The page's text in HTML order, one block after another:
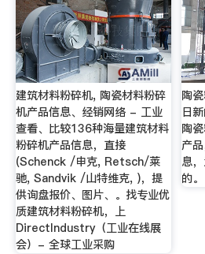
建筑材料粉碎机, 陶瓷材料粉碎
机产品信息、经销网络 - 工业
查看、比较136种海量建筑材料
粉碎机产品信息，直接
(Schenck /申克, Retsch/莱
驰, Sandvik /山特维克, )，提
供询盘报价、图片、。找专业优
质建筑材料粉碎机，上
DirectIndustry（工业在线展
会）- 全球工业采购
陶
日
陶
产
息
的。